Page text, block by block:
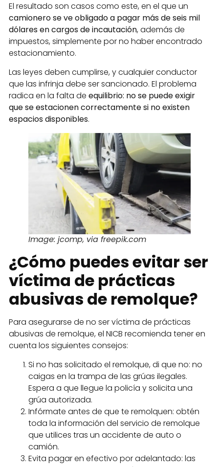
El resultado son casos como este, en el que un
camionero se ve obligado a pagar más de seis mil
dólares en cargos de incautación, además de
impuestos, simplemente por no haber encontrado
estacionamiento.
Las leyes deben cumplirse, y cualquier conductor
que las infrinja debe ser sancionado. El problema
radica en la falta de equilibrio: no se puede exigir
que se estacionen correctamente si no existen
espacios disponibles.
Image: jcomp, via freepik.com
¿Cómo puedes evitar ser
víctima de prácticas
abusivas de remolque?
Para asegurarse de no ser víctima de prácticas
abusivas de remolque, el NICB recomienda tener en
cuenta los siguientes consejos:
Si no has solicitado el remolque, di que no: no
caigas en la trampa de las grúas ilegales.
Espera a que llegue la policía y solicita una
grúa autorizada.
Infórmate antes de que te remolquen: obtén
toda la información del servicio de remolque
que utilices tras un accidente de auto o
camión.
Evita pagar en efectivo por adelantado: las